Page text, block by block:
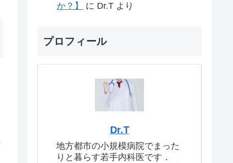
か？】
に Dr.T より
プロフィール
Dr.T
地方都市の小規模病院でまった
りと暮らす若手内科医です．